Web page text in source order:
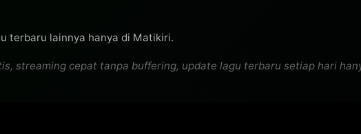
terbaru lainnya hanya di Matikiri.
streaming cepat tanpa buffering, update lagu terbaru setiap hari